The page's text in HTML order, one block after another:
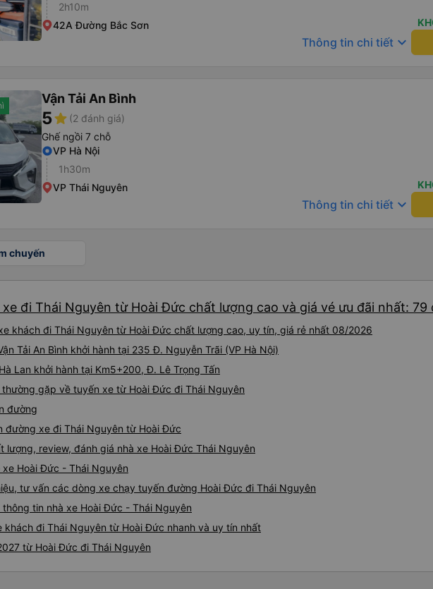
2h10m
42A Đường Bắc Sơn
Bác tài đã cố gắng để về
chuyến Xe 11 chỗ nên
Thông tin chi tiết keyboard_arrow_down
Vận Tải An Bình
5star (2 đánh giá)
Ghế ngồi 7 chỗ
VP Hà Nội
1h30m
VP Thái Nguyên
Thông tin chi tiết keyboard_arrow_down
chuyến
đi Thái Nguyên từ Hoài Đức chất lượng cao và giá vé ưu đãi nhất: 79
khách đi Thái Nguyên từ Hoài Đức chất lượng cao, uy tín, giá rẻ nhất 08/2026
Tải An Bình khởi hành tại 235 Đ. Nguyễn Trãi (VP Hà Nội)
Lan khởi hành tại Km5+200, Đ. Lê Trọng Tấn
gặp về tuyến xe từ Hoài Đức đi Thái Nguyên
đường
đường xe đi Thái Nguyên từ Hoài Đức
lượng, review, đánh giá nhà xe Hoài Đức Thái Nguyên
xe Hoài Đức - Thái Nguyên
tư vấn các dòng xe chạy tuyến đường Hoài Đức đi Thái Nguyên
tin nhà xe Hoài Đức - Thái Nguyên
khách đi Thái Nguyên từ Hoài Đức nhanh và uy tín nhất
từ Hoài Đức đi Thái Nguyên